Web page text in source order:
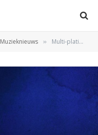
Muzieknieuws » Multi-platinum verkopende artiest Haris brengt debuutalbum uit